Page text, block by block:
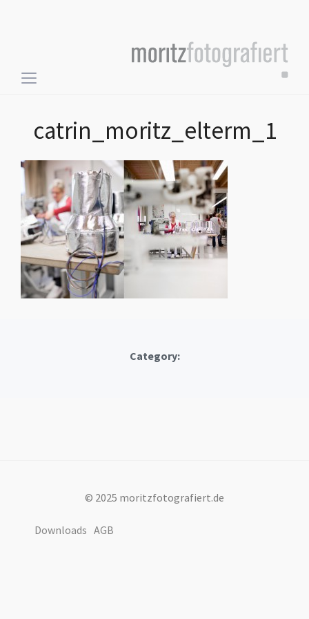
Toggle
navigation
catrin_moritz_elterm_1
Category:
© 2025 moritzfotografiert.de
Downloads AGB